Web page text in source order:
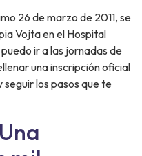
26 de marzo de 2011, se
Vojta en el Hospital
ir a las jornadas de
una inscripción oficial
los pasos que te